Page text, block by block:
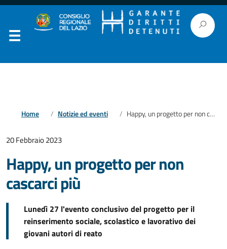
Home Notizie ed eventi Happy, un progetto per non cascarci più
20 Febbraio 2023
Happy, un progetto per non
cascarci più
Lunedì 27 l'evento conclusivo del progetto per il
reinserimento sociale, scolastico e lavorativo dei
giovani autori di reato